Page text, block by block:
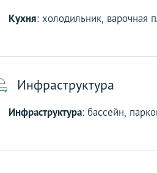
Кухня: холодильник, варочная
Инфраструктура
Инфраструктура: бассейн,